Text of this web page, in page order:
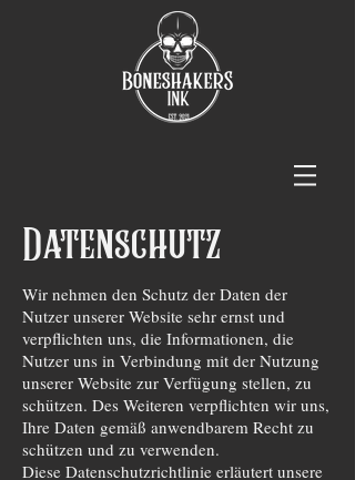
Datenschutz
Wir nehmen den Schutz der Daten der
Nutzer unserer Website sehr ernst und
verpflichten uns, die Informationen, die
Nutzer uns in Verbindung mit der Nutzung
unserer Website zur Verfügung stellen, zu
schützen. Des Weiteren verpflichten wir uns,
Ihre Daten gemäß anwendbarem Recht zu
schützen und zu verwenden.
Diese Datenschutzrichtlinie erläutert unsere